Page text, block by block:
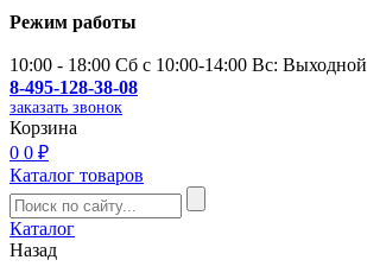
Режим работы
10:00 - 18:00 Сб с 10:00-14:00 Вс: Выходной
8-495-128-38-08
заказать звонок
Корзина
0 0 ₽
Каталог товаров
Каталог
Назад